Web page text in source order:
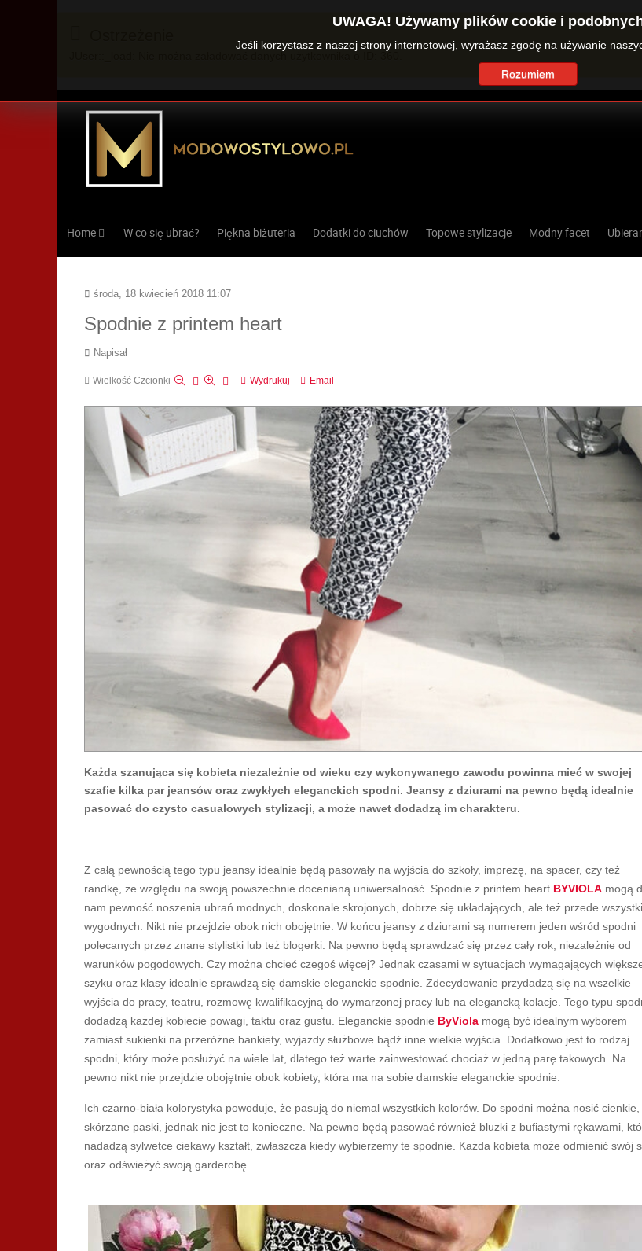
Home W co się ubrać? Piękna biżuteria Dodatki do ciuchów Topowe stylizacje Modny facet
środa, 18 kwiecień 2018 11:07
Spodnie z printem heart
Napisał
Wielkość Czcionki Wydrukuj Email
Każda szanująca się kobieta niezależnie od wieku czy wykonywanego zawodu powinna mieć w swojej
szafie kilka par jeansów oraz zwykłych eleganckich spodni. Jeansy z dziurami na pewno będą idealnie
pasować do czysto casualowych stylizacji, a może nawet dodadzą im charakteru.
Z całą pewnością tego typu jeansy idealnie będą pasowały na wyjścia do szkoły, imprezę, na spacer, czy też
randkę, ze względu na swoją powszechnie docenianą uniwersalność. Spodnie z printem heart BYVIOLA mogą
nam pewność noszenia ubrań modnych, doskonale skrojonych, dobrze się układających, ale też przede
wygodnych. Nikt nie przejdzie obok nich obojętnie. W końcu jeansy z dziurami są numerem jeden wśród spodni
polecanych przez znane stylistki lub też blogerki. Na pewno będą sprawdzać się przez cały rok, niezależnie od
warunków pogodowych. Czy można chcieć czegoś więcej? Jednak czasami w sytuacjach wymagających
szyku oraz klasy idealnie sprawdzą się damskie eleganckie spodnie. Zdecydowanie przydadzą się na wszelkie
wyjścia do pracy, teatru, rozmowę kwalifikacyjną do wymarzonej pracy lub na elegancką kolacje. Tego typu
dodadzą każdej kobiecie powagi, taktu oraz gustu. Eleganckie spodnie ByViola mogą być idealnym wyborem
zamiast sukienki na przeróżne bankiety, wyjazdy służbowe bądź inne wielkie wyjścia. Dodatkowo jest to rodzaj
spodni, który może posłużyć na wiele lat, dlatego też warte zainwestować chociaż w jedną parę takowych. Na
pewno nikt nie przejdzie obojętnie obok kobiety, która ma na sobie damskie eleganckie spodnie.
Ich czarno-biała kolorystyka powoduje, że pasują do niemal wszystkich kolorów. Do spodni można nosić cienkie,
skórzane paski, jednak nie jest to konieczne. Na pewno będą pasować również bluzki z bufiastymi rękawami,
nadadzą sylwetce ciekawy kształt, zwłaszcza kiedy wybierzemy te spodnie. Każda kobieta może odmienić swój
oraz odświeżyć swoją garderobę.
UWAGA! Używamy plików cookie i
Jeśli korzystasz z naszej strony internetowej, wyrażasz zgodę na używanie
Rozumiem